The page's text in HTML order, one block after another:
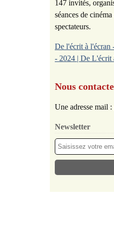
147 invités,
séances de
spectateurs.
De l'écrit à l'écran
- 2024 | De L'écrit
Nous
Une adresse mail :
Newsletter